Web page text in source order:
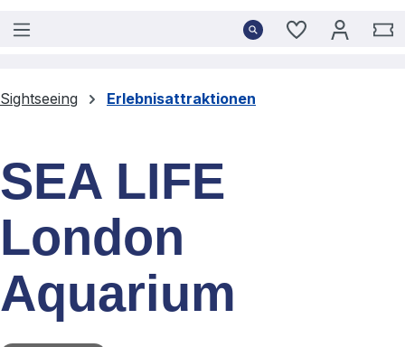
Du hast 0
Sightseeing Erlebnisattraktionen
SEA LIFE
London
Aquarium